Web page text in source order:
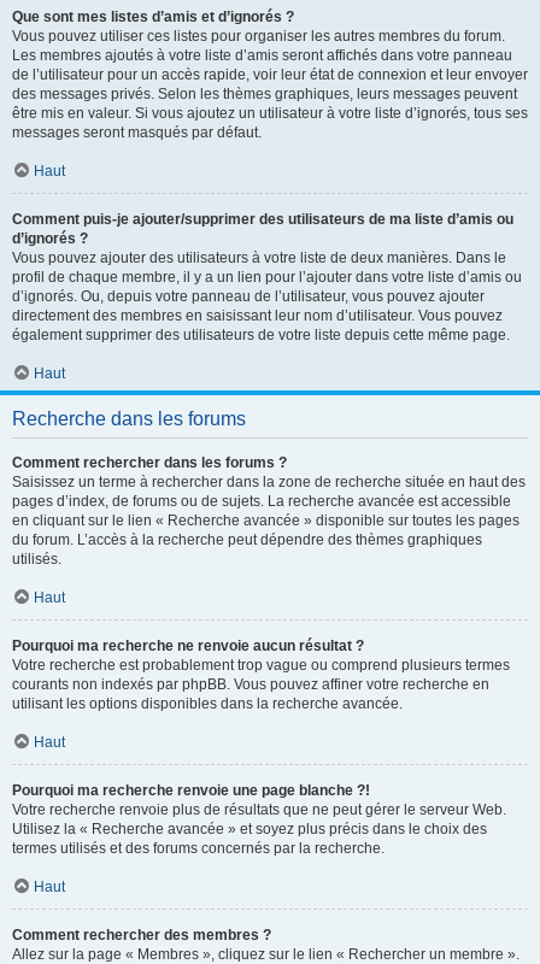
Que sont mes listes d’amis et d’ignorés ?
Vous pouvez utiliser ces listes pour organiser les autres membres du forum.
Les membres ajoutés à votre liste d’amis seront affichés dans votre panneau
de l’utilisateur pour un accès rapide, voir leur état de connexion et leur envoyer
des messages privés. Selon les thèmes graphiques, leurs messages peuvent
être mis en valeur. Si vous ajoutez un utilisateur à votre liste d’ignorés, tous ses
messages seront masqués par défaut.
Haut
Comment puis-je ajouter/supprimer des utilisateurs de ma liste d’amis ou
d’ignorés ?
Vous pouvez ajouter des utilisateurs à votre liste de deux manières. Dans le
profil de chaque membre, il y a un lien pour l’ajouter dans votre liste d’amis ou
d’ignorés. Ou, depuis votre panneau de l’utilisateur, vous pouvez ajouter
directement des membres en saisissant leur nom d’utilisateur. Vous pouvez
également supprimer des utilisateurs de votre liste depuis cette même page.
Haut
Recherche dans les forums
Comment rechercher dans les forums ?
Saisissez un terme à rechercher dans la zone de recherche située en haut des
pages d’index, de forums ou de sujets. La recherche avancée est accessible
en cliquant sur le lien « Recherche avancée » disponible sur toutes les pages
du forum. L’accès à la recherche peut dépendre des thèmes graphiques
utilisés.
Haut
Pourquoi ma recherche ne renvoie aucun résultat ?
Votre recherche est probablement trop vague ou comprend plusieurs termes
courants non indexés par phpBB. Vous pouvez affiner votre recherche en
utilisant les options disponibles dans la recherche avancée.
Haut
Pourquoi ma recherche renvoie une page blanche ?!
Votre recherche renvoie plus de résultats que ne peut gérer le serveur Web.
Utilisez la « Recherche avancée » et soyez plus précis dans le choix des
termes utilisés et des forums concernés par la recherche.
Haut
Comment rechercher des membres ?
Allez sur la page « Membres », cliquez sur le lien « Rechercher un membre ».